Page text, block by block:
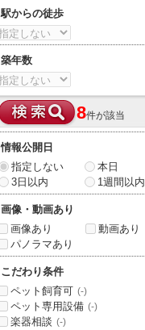
駅からの徒歩
築年数
8件が該当
情報公開日
指定しない
本日
3日以内
1週間以内
画像・動画あり
画像あり
動画あり
パノラマあり
こだわり条件
ペット飼育可 (-)
ペット専用設備 (-)
楽器相談 (-)